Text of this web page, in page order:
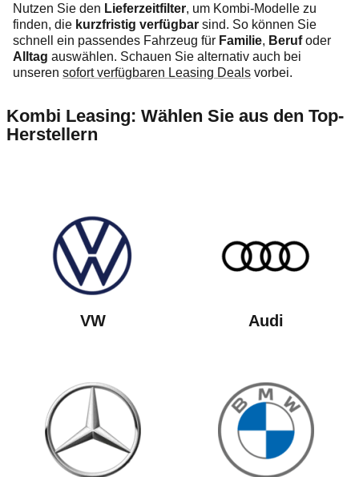
Nutzen Sie den Lieferzeitfilter, um Kombi‑Modelle zu
finden, die kurzfristig verfügbar sind. So können Sie
schnell ein passendes Fahrzeug für Familie, Berufoder
Alltag auswählen. Schauen Sie alternativ auch bei
unseren sofort verfügbaren Leasing Deals vorbei.
Kombi Leasing: Wählen Sie aus den Top-
Herstellern
VW Audi